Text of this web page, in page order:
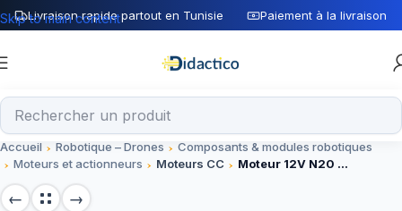
Livraison rapide partout en Tunisie Paiement à la livraison
Skip to main content
Accueil Robotique – Drones
Composants & modules robotiques
Moteurs et actionneurs
Moteurs CC Moteur 12V N20 100rpm